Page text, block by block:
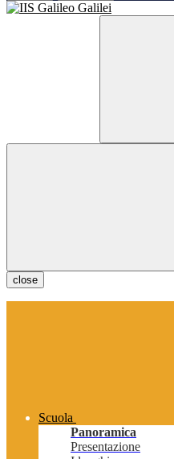
close
Scuola
Panoramica
Presentazione